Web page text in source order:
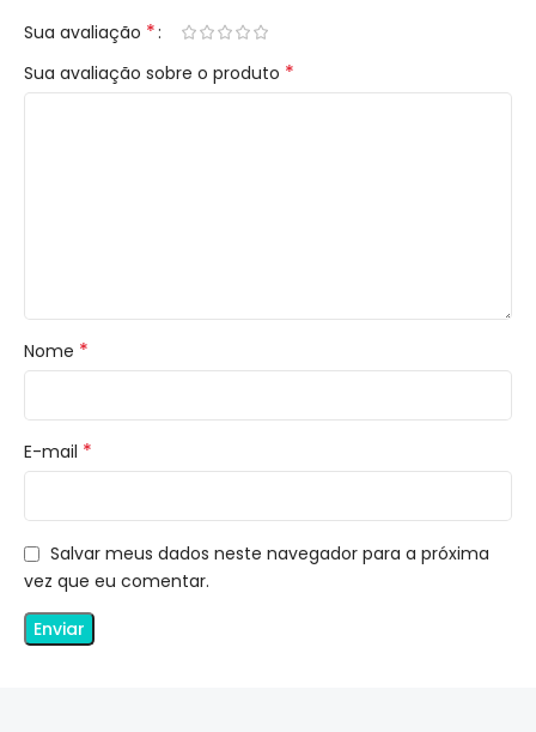
Sua avaliação *
Sua avaliação sobre o produto *
Nome *
E-mail *
Salvar meus dados neste navegador para a próxima
vez que eu comentar.